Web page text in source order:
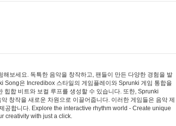
보세요. 독특한 음악을 창작하고, 팬들이 만든 다양한 경험을 발
Song은 Incredibox 스타일의 게임플레이와 Sprunki 게임 통합을
합 비트와 보컬 루프를 생성할 수 있습니다. 또한, Sprunki
창작을 새로운 차원으로 이끌어줍니다. 이러한 게임들은 음악 제
공합니다. Explore the interactive rhythm world - Create unique
creativity with just a click.